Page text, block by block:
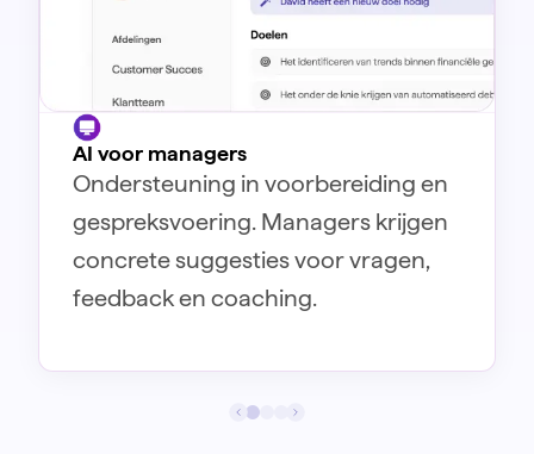
AI voor managers
Ondersteuning in voorbereiding en
gespreksvoering. Managers krijgen
concrete suggesties voor vragen,
feedback en coaching.
Doelen & alignment
Koppel persoonlijke en teamdoelen
aan de strategische koers. Zo weet
iedereen waar hij of zij aan bijdraagt.
Inzicht & rapportage
Realtime dashboards geven HR en
management grip op voortgang,
betrokkenheid en
ontwikkelbehoeften.